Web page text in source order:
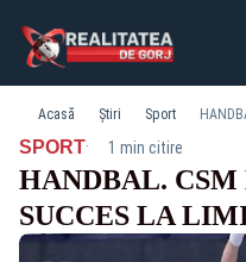
Acasă Știri Sport
SPORT· 1 min citire
HANDBAL. CSM
SUCCES LA